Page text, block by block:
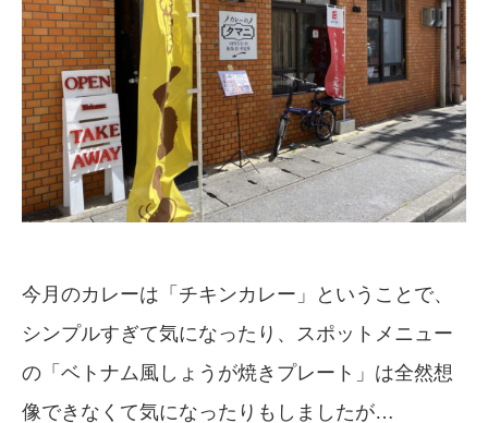
今月のカレーは「チキンカレー」ということで、
シンプルすぎて気になったり、スポットメニュー
の「ベトナム風しょうが焼きプレート」は全然想
像できなくて気になったりもしましたが…